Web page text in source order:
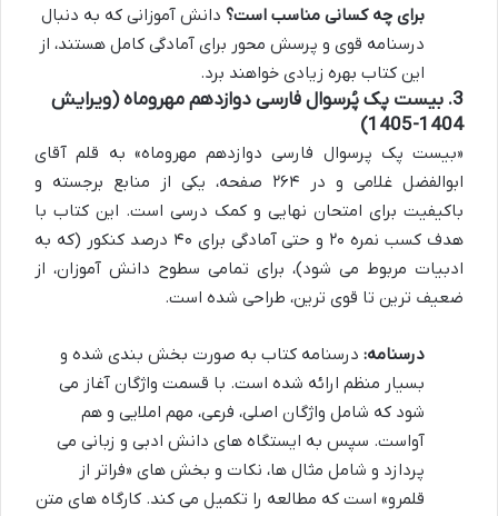
برای چه کسانی مناسب است؟ دانش آموزانی که به دنبال
درسنامه قوی و پرسش محور برای آمادگی کامل هستند، از
این کتاب بهره زیادی خواهند برد.
3. بیست پک پُرسوال فارسی دوازدهم مهروماه (ویرایش
1404-1405)
«بیست پک پرسوال فارسی دوازدهم مهروماه» به قلم آقای
ابوالفضل غلامی و در ۲۶۴ صفحه، یکی از منابع برجسته و
باکیفیت برای امتحان نهایی و کمک درسی است. این کتاب با
هدف کسب نمره ۲۰ و حتی آمادگی برای ۴۰ درصد کنکور (که به
ادبیات مربوط می شود)، برای تمامی سطوح دانش آموزان، از
ضعیف ترین تا قوی ترین، طراحی شده است.
درسنامه: درسنامه کتاب به صورت بخش بندی شده و
بسیار منظم ارائه شده است. با قسمت واژگان آغاز می
شود که شامل واژگان اصلی، فرعی، مهم املایی و هم
آواست. سپس به ایستگاه های دانش ادبی و زبانی می
پردازد و شامل مثال ها، نکات و بخش های «فراتر از
قلمرو» است که مطالعه را تکمیل می کند. کارگاه های متن